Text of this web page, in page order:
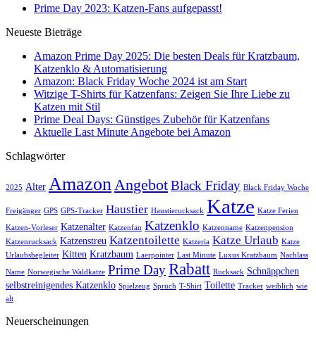
Prime Day 2023: Katzen-Fans aufgepasst!
Neueste Bieträge
Amazon Prime Day 2025: Die besten Deals für Kratzbaum,
Katzenklo & Automatisierung
Amazon: Black Friday Woche 2024 ist am Start
Witzige T-Shirts für Katzenfans: Zeigen Sie Ihre Liebe zu
Katzen mit Stil
Prime Deal Days: Günstiges Zubehör für Katzenfans
Aktuelle Last Minute Angebote bei Amazon
Schlagwörter
2025 Alter AmazonAngebotBlack Friday Black Friday Woche
Freigänger GPS GPS-Tracker Haustier Haustierucksack Katze Katze Ferien
Katzen-Vorleser Katzenalter Katzenfan Katzenklo Katzenname Katzenpension
Katzenrucksack Katzenstreu Katzentoilette Katzeria Katze Urlaub Katze
Urlaubsbegleiter Kitten Kratzbaum Laerpointer Last Minute Luxus Kratzbaum Nachlass
Name Norwegische Waldkatze Prime DayRabatt Rucksack Schnäppchen
selbstreinigendes Katzenklo Spielzeug Spruch T-Shirt Toilette Tracker weiblich wie
alt
Neuerscheinungen